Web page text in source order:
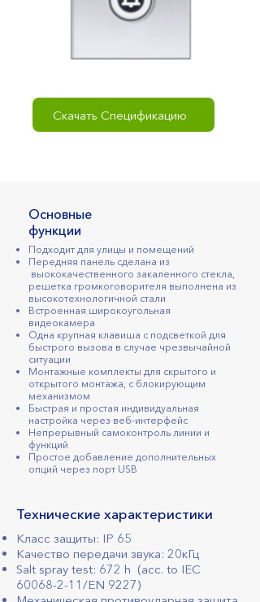
Скачать Спецификацию
Основные
функции
Подходит для улицы и помещений
Передняя панель сделана из
выококачественного закаленного стекла,
решетка громкоговорителя выполнена из
высокотехнологичной стали
Встроенная широкоугольная
видеокамера
Одна крупная клавиша с подсветкой для
быстрого вызова в случае чрезвычайной
ситуации
Монтажные комплекты для скрытого и
открытого монтажа, с блокирующим
механизмом
Быстрая и простая индивидуальная
настройка через веб-интерфейс
Непрерывный самоконтроль линии и
функций
Простое добавление дополнительных
опций через порт USB
Технические характеристики
Класс защиты: IP 65
Качество передачи звука: 20кГц
Salt spray test: 672 h (acc. to IEC
60068-2-11 /EN 9227)